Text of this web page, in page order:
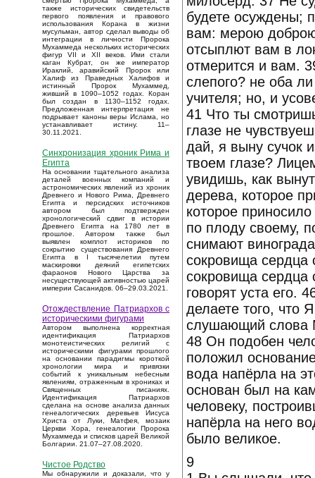
также исторических свидетельств
первого появления и правового
использования Корана в жизни
мусульман, автор сделал выводы об
интеграции в личности Пророка
Мухаммеда нескольких исторических
фигур VII и XII веков. Ими стали
каган Кубрат, он же император
Ираклий, аравийский Пророк или
Халиф из Праведных Халифов и
истинный Пророк Мухаммед,
живший в 1090–1052 годах. Коран
был создан в 1130–1152 годах.
Предложенная интерпретация не
подрывает каноны веры Ислама, но
устанавливает истину. 11–
30.11.2021.
Синхронизация хроник Рима и
Египта
На основании тщательного анализа
деталей военных компаний и
астрономических явлений из хроник
Древнего и Нового Рима, Древнего
Египта и персидских источников
автором был подтвержден
хронологический сдвиг в истории
Древнего Египта на 1780 лет в
прошлое. Автором также был
выявлен комплот историков по
сокрытию существования Древнего
Египта в I тысячелетии путем
маскировки деяний египетских
фараонов Нового Царства за
несуществующей активностью царей
империи Сасанидов. 06–29.03.2021.
Отождествление Патриархов с
историческими фигурами
Автором выполнена корректная
идентификация Патриархов
монотеистических религий с
историческими фигурами прошлого
на основании парадигмы короткой
хронологии мира и привязки
событий к уникальным небесным
явлениям, отраженным в хрониках и
Священных писаниях.
Идентификация Патриархов
сделана на основе анализа данных
генеалогических деревьев Иисуса
Христа от Луки, Матфея, мозаик
Церкви Хора, генеалогии Пророка
Мухаммеда и списков царей Великой
Болгарии. 21.07–27.08.2020.
Чистое Родство
Мы обнаружили и доказали, что у
будете осуждены;
вам: мерою
отсыплют вам в
отмерится и вам.
слепого? не оба
учителя; но, и
41 Что ты
глазе не
дай, я выну сучок
твоем глазе?
увидишь, как
дерева, которое
которое
по плоду своему,
снимают
сокровища сердца
сокровища сердца
говорят уста его.
делаете того, что
слушающий слова
48 Он подобен
положил
вода напёрла на
основан был на
человеку,
напёрла на него
было великое.
9